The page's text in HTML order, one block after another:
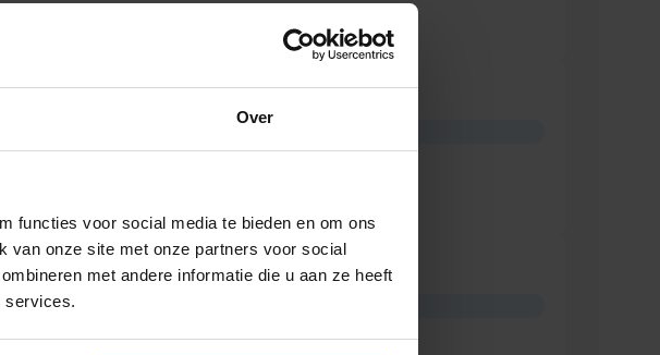
Over
functies voor social media te bieden en om ons
van onze site met onze partners voor social
met andere informatie die u aan ze heeft
services.